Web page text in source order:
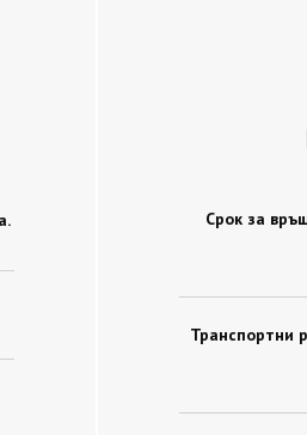
Срок за
Транспортни